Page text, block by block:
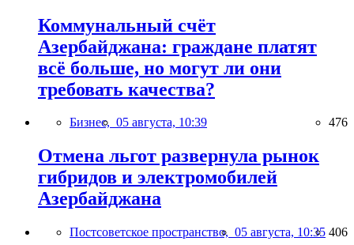
Коммунальный счёт
Азербайджана: граждане платят
всё больше, но могут ли они
требовать качества?
Бизнес, 05 августа, 10:39 476
Отмена льгот развернула рынок
гибридов и электромобилей
Азербайджана
Постсоветское пространство, 05 августа, 10:35 406